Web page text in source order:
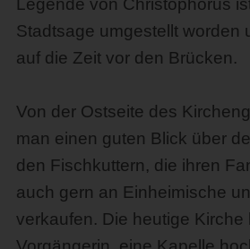
Legende von Christophorus
Stadtsage umgestellt worden
auf die Zeit vor den Brücken.
Von der Ostseite des
man einen guten Blick über
den Fischkuttern, die ihren
auch gern an Einheimische
verkaufen. Die heutige Kirche